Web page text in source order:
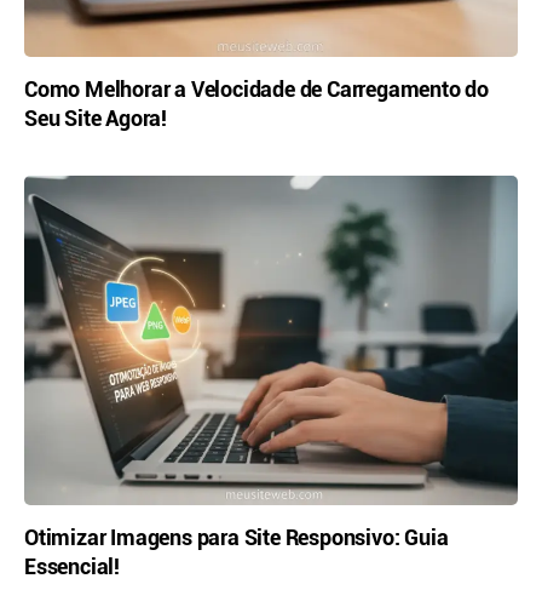
Como Melhorar a Velocidade de Carregamento do
Seu Site Agora!
Otimizar Imagens para Site Responsivo: Guia
Essencial!